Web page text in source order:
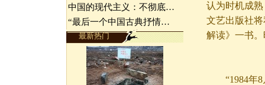
中国的现代主义：不彻底…
“最后一个中国古典抒情…
最新热门
认为时机成
文艺出版社
解读》一书
“1984年8